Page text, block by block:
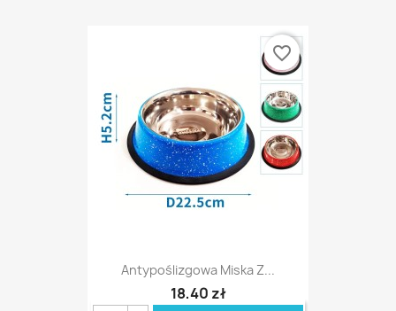
Antypoślizgowa Miska Z...
18,40 zł
favorite_border